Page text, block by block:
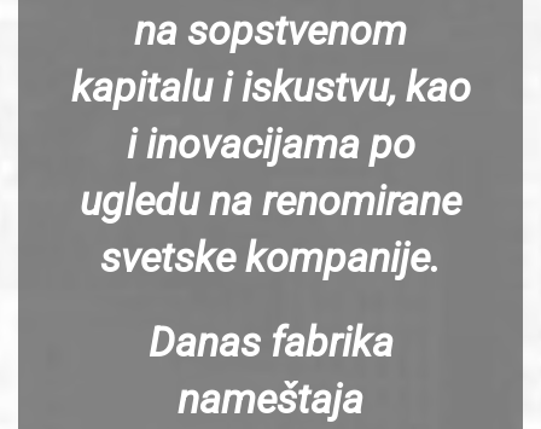
na sopstvenom
kapitalu i iskustvu, kao
i inovacijama po
ugledu na renomirane
svetske kompanije.
Danas fabrika
nameštaja